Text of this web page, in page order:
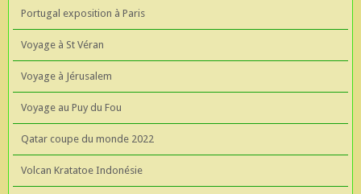
Portugal exposition à Paris
Voyage à St Véran
Voyage à Jérusalem
Voyage au Puy du Fou
Qatar coupe du monde 2022
Volcan Kratatoe Indonésie